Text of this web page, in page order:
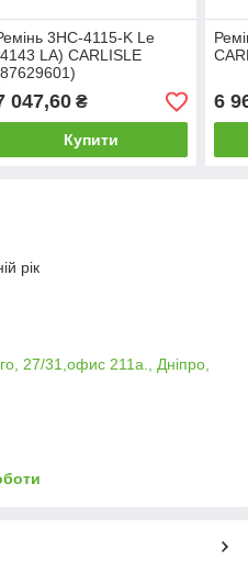
3НС-4115-K Le
LA) CARLISLE
047,60₴
Купити
6
рік
27/31,офис 211а., Дніпро,